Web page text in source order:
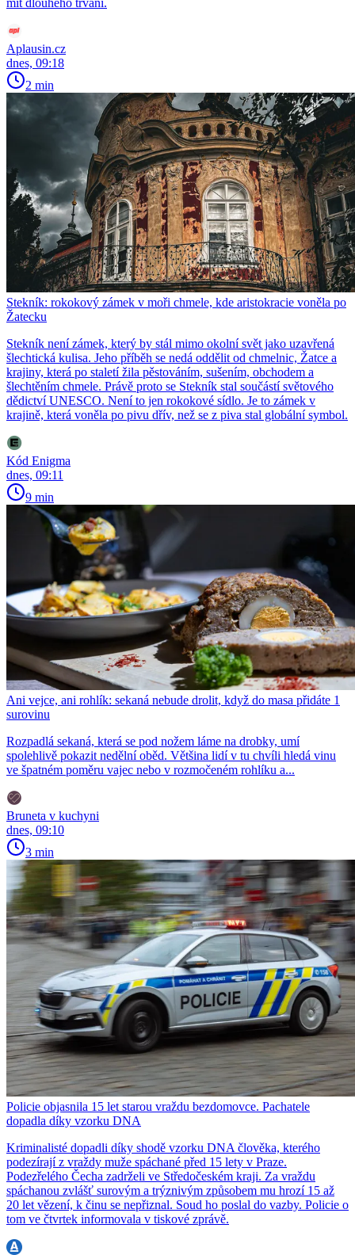
mít dlouhého trvání.
Aplausin.cz
dnes, 09:18
2 min
Stekník: rokokový zámek v moři chmele, kde aristokracie voněla po
Žatecku
Stekník není zámek, který by stál mimo okolní svět jako uzavřená
šlechtická kulisa. Jeho příběh se nedá oddělit od chmelnic, Žatce a
krajiny, která po staletí žila pěstováním, sušením, obchodem a
šlechtěním chmele. Právě proto se Stekník stal součástí světového
dědictví UNESCO. Není to jen rokokové sídlo. Je to zámek v
krajině, která voněla po pivu dřív, než se z piva stal globální symbol.
Kód Enigma
dnes, 09:11
9 min
Ani vejce, ani rohlík: sekaná nebude drolit, když do masa přidáte 1
surovinu
Rozpadlá sekaná, která se pod nožem láme na drobky, umí
spolehlivě pokazit nedělní oběd. Většina lidí v tu chvíli hledá vinu
ve špatném poměru vajec nebo v rozmočeném rohlíku a...
Bruneta v kuchyni
dnes, 09:10
3 min
Policie objasnila 15 let starou vraždu bezdomovce. Pachatele
dopadla díky vzorku DNA
Kriminalisté dopadli díky shodě vzorku DNA člověka, kterého
podezírají z vraždy muže spáchané před 15 lety v Praze.
Podezřelého Čecha zadrželi ve Středočeském kraji. Za vraždu
spáchanou zvlášť surovým a trýznivým způsobem mu hrozí 15 až
20 let vězení, k činu se nepřiznal. Soud ho poslal do vazby. Policie o
tom ve čtvrtek informovala v tiskové zprávě.